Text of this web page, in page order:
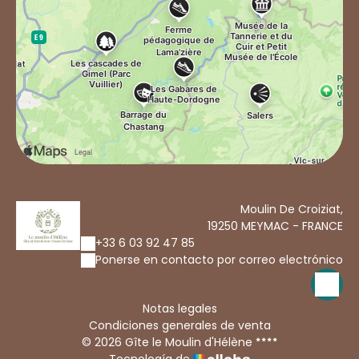
Participez à notre Escape Game. de 1 à 6 personnes. Prise
de rendez-vous OBLIGATOIRE . BOUTIQUE DU MUSÉE
Retrouvez également dans notre boutique, toute une
gamme d'articles de Maroquinerie (sac à main, porte
monnaie, porte feuille, ceinture, ...) pour vous faire plaisir
et faire plaisir à vos proches. La boutique est libre d'accès
et ouverte aux mêmes horaires que le musée.
Moulin De Croiziat,
19250 MEYMAC - FRANCE
+33 6 03 92 47 85
Ponerse en contacto por correo electrónico
Notas legales
Condiciones generales de venta
© 2026 Gîte le Moulin d'Hélène